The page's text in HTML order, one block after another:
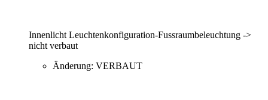
Innenlicht Leuchtenkonfiguration-Fussraumbeleuchtung ->
nicht verbaut
Änderung: VERBAUT